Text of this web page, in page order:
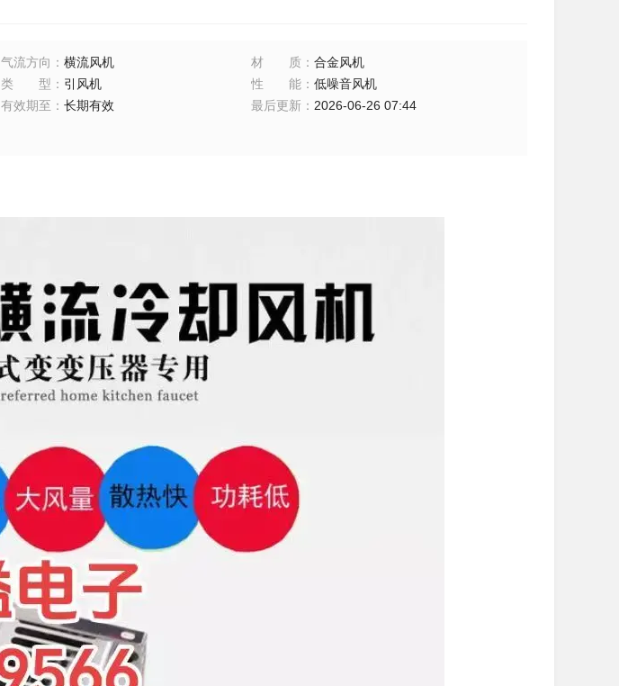
气流方向 ： 横流风机 材质 ：合金风机
类型 ： 引风机 性能 ：低噪音风机
有效期至 ： 长期有效 最后更新 ： 2026-06-26 07:44